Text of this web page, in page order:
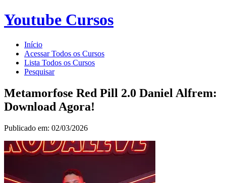
Youtube Cursos
Início
Acessar Todos os Cursos
Lista Todos os Cursos
Pesquisar
Metamorfose Red Pill 2.0 Daniel Alfrem:
Download Agora!
Publicado em: 02/03/2026